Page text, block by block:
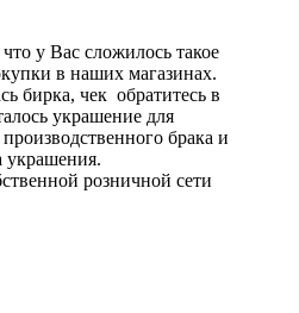
у Вас сложилось такое
в наших магазинах.
бирка, чек обратитесь в
украшение для
брака и
украшения.
розничной сети